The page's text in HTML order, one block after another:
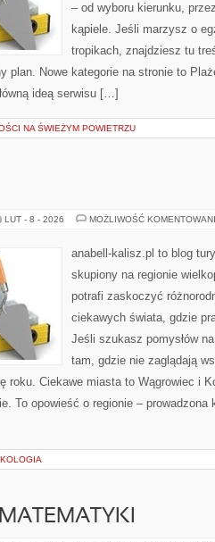
– od wyboru kierunku,
kąpiele. Jeśli marzysz o
tropikach, znajdziesz tu
plan. Nowe kategorie na stronie to
ideą serwisu […]
NA ŚWIEŻYM POWIETRZU
LUT - 8 - 2026 MOŻLIWOŚĆ
anabell-kalisz.pl to blog
skupiony na regionie
potrafi zaskoczyć
ciekawych świata, gdzie
Jeśli szukasz pomysłów
tam, gdzie nie zaglądają
roku. Ciekawe miasta to Wągrowiec i
To opowieść o regionie –